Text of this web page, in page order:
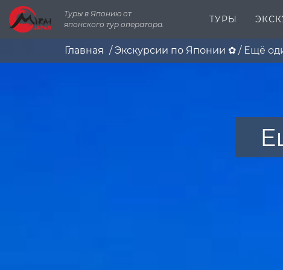
Туры в Японию от
японского тур оператора.
ТУРЫ
Главная / Экскурсии по Японии ✿ / Ещё